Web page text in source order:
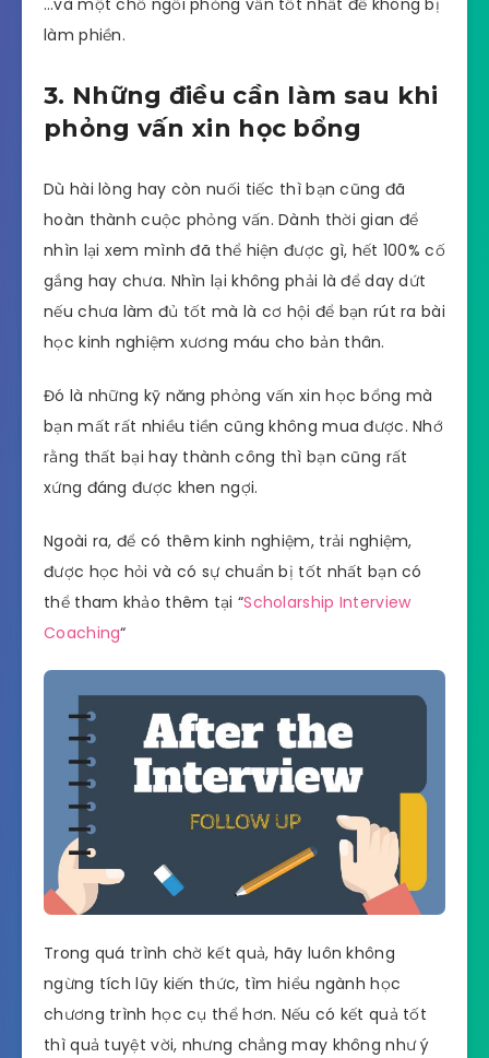
…và một chỗ ngồi phỏng vấn tốt nhất để không bị
làm phiền.
3. Những điều cần làm sau khi
phỏng vấn xin học bổng
Dù hài lòng hay còn nuối tiếc thì bạn cũng đã
hoàn thành cuộc phỏng vấn. Dành thời gian để
nhìn lại xem mình đã thể hiện được gì, hết 100% cố
gắng hay chưa. Nhìn lại không phải là để day dứt
nếu chưa làm đủ tốt mà là cơ hội để bạn rút ra bài
học kinh nghiệm xương máu cho bản thân.
Đó là những kỹ năng phỏng vấn xin học bổng mà
bạn mất rất nhiều tiền cũng không mua được. Nhớ
rằng thất bại hay thành công thì bạn cũng rất
xứng đáng được khen ngợi.
Ngoài ra, để có thêm kinh nghiệm, trải nghiệm,
được học hỏi và có sự chuẩn bị tốt nhất bạn có
thể tham khảo thêm tại “Scholarship Interview
Coaching“
Trong quá trình chờ kết quả, hãy luôn không
ngừng tích lũy kiến thức, tìm hiểu ngành học
chương trình học cụ thể hơn. Nếu có kết quả tốt
thì quả tuyệt vời, nhưng chẳng may không như ý